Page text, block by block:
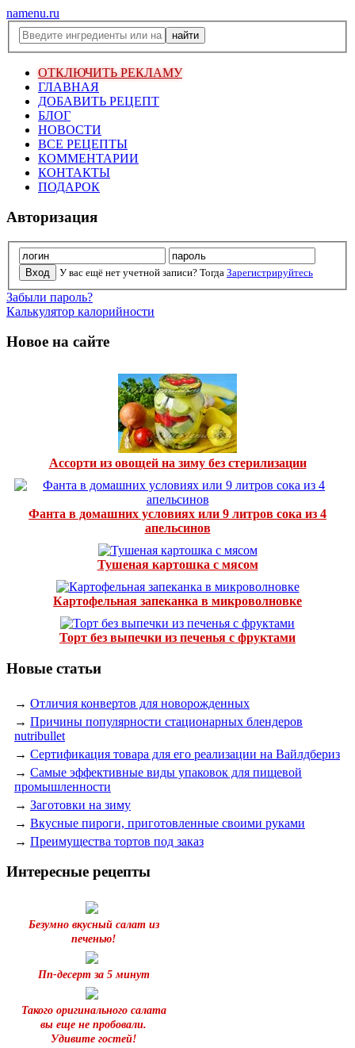
namenu.ru
ОТКЛЮЧИТЬ РЕКЛАМУ
ГЛАВНАЯ
ДОБАВИТЬ РЕЦЕПТ
БЛОГ
НОВОСТИ
ВСЕ РЕЦЕПТЫ
КОММЕНТАРИИ
КОНТАКТЫ
ПОДАРОК
Авторизация
У вас ещё нет учетной записи? Тогда Зарегистрируйтесь
Забыли пароль?
Калькулятор калорийности
Новое на сайте
Ассорти из овощей на зиму без стерилизации
Фанта в домашних условиях или 9 литров сока из 4
апельсинов
Тушеная картошка с мясом
Картофельная запеканка в микроволновке
Торт без выпечки из печенья с фруктами
Новые статьи
→ Отличия конвертов для новорожденных
→ Причины популярности стационарных блендеров
nutribullet
→ Сертификация товара для его реализации на Вайлдбериз
→ Самые эффективные виды упаковок для пищевой
промышленности
→ Заготовки на зиму
→ Вкусные пироги, приготовленные своими руками
→ Преимущества тортов под заказ
Интересные рецепты
Безумно вкусный салат из
печенью!
Пп-десерт за 5 минут
Такого оригинального салата
вы еще не пробовали.
Удивите гостей!